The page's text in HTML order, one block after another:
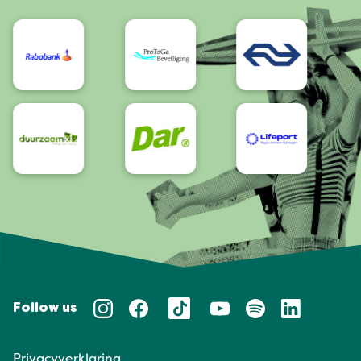
Bereikbaarheid/Toegankelijkheid
Follow us